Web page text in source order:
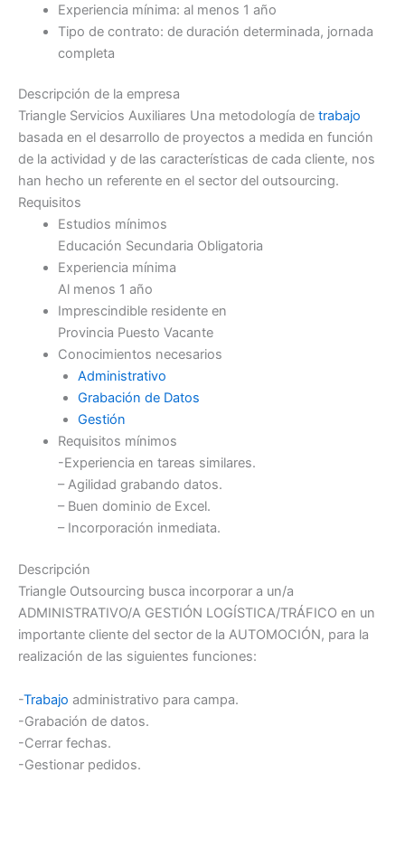
Experiencia mínima: al menos 1 año
Tipo de contrato: de duración determinada, jornada
completa
Descripción de la empresa
Triangle Servicios Auxiliares Una metodología de trabajo
basada en el desarrollo de proyectos a medida en función
de la actividad y de las características de cada cliente, nos
han hecho un referente en el sector del outsourcing.
Requisitos
Estudios mínimos
Educación Secundaria Obligatoria
Experiencia mínima
Al menos 1 año
Imprescindible residente en
Provincia Puesto Vacante
Conocimientos necesarios
Administrativo
Grabación de Datos
Gestión
Requisitos mínimos
-Experiencia en tareas similares.
– Agilidad grabando datos.
– Buen dominio de Excel.
– Incorporación inmediata.
Descripción
Triangle Outsourcing busca incorporar a un/a
ADMINISTRATIVO/A GESTIÓN LOGÍSTICA/TRÁFICO en un
importante cliente del sector de la AUTOMOCIÓN, para la
realización de las siguientes funciones:
-Trabajo administrativo para campa.
-Grabación de datos.
-Cerrar fechas.
-Gestionar pedidos.